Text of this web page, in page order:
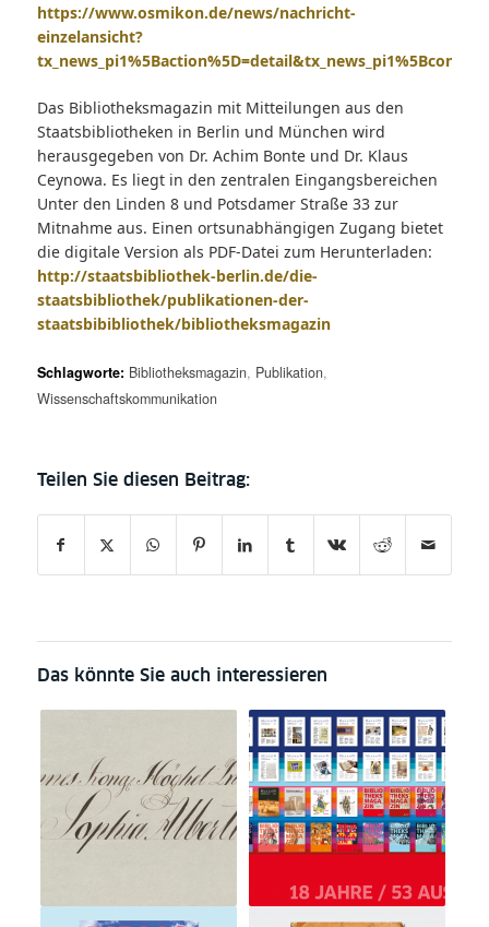
https://www.osmikon.de/news/nachricht-
einzelansicht?
Das Bibliotheksmagazin mit Mitteilungen aus den
Staatsbibliotheken in Berlin und München wird
herausgegeben von Dr. Achim Bonte und Dr. Klaus
Ceynowa. Es liegt in den zentralen Eingangsbereichen
Unter den Linden 8 und Potsdamer Straße 33 zur
Mitnahme aus. Einen ortsunabhängigen Zugang bietet
die digitale Version als PDF-Datei zum Herunterladen:
http://staatsbibliothek-berlin.de/die-
staatsbibliothek/publikationen-der-
staatsbibibliothek/bibliotheksmagazin
Schlagworte: Bibliotheksmagazin, Publikation,
Wissenschaftskommunikation
Das könnte Sie auch interessieren